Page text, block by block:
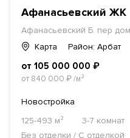
Афанасьевский ЖК
Афанасьевский Б. пер
Карта
Район: Арбат
от 105 000 000 ₽
от 840 000 ₽/м²
Новостройка
125-493 м²
3-7 комнат
Без отделки / С отделкой